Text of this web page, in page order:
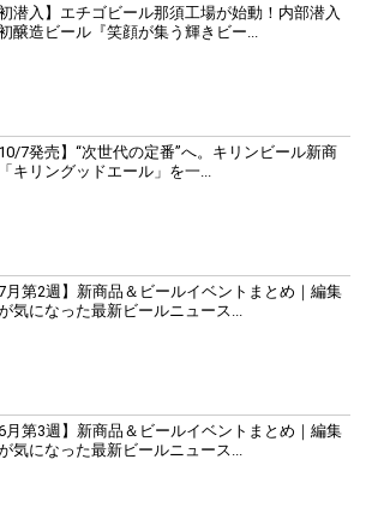
初潜入】エチゴビール那須工場が始動！内部潜入
醸造ビール『笑顔が集う輝きビー...
10/7発売】“次世代の定番”へ。キリンビール新商
キリングッドエール」を一...
7月第2週】新商品＆ビールイベントまとめ｜編集
気になった最新ビールニュース...
6月第3週】新商品＆ビールイベントまとめ｜編集
気になった最新ビールニュース...